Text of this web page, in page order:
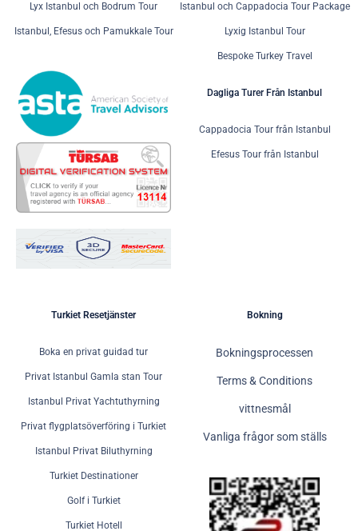
Lyx Istanbul och Bodrum Tour
Istanbul, Efesus och Pamukkale Tour
Istanbul och Cappadocia Tour Package
Lyxig Istanbul Tour
Bespoke Turkey Travel
Dagliga Turer Från Istanbul
Cappadocia Tour från Istanbul
Efesus Tour från Istanbul
Turkiet Resetjänster
Boka en privat guidad tur
Privat Istanbul Gamla stan Tour
Istanbul Privat Yachtuthyrning
Privat flygplatsöverföring i Turkiet
Istanbul Privat Biluthyrning
Turkiet Destinationer
Golf i Turkiet
Turkiet Hotell
Bokning
Bokningsprocessen
Terms & Conditions
vittnesmål
Vanliga frågor som ställs